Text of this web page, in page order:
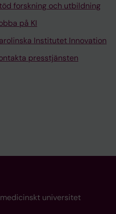
forskning och utbildning
på KI
Institutet Innovation
presstjänsten
universitet